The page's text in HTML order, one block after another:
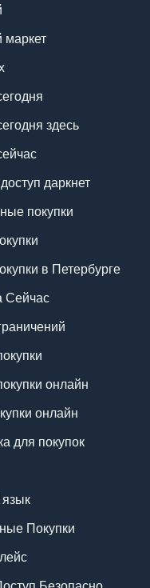
маркет
здесь
даркнет
покупки
в Петербурге
Сейчас
онлайн
онлайн
для покупок
Покупки